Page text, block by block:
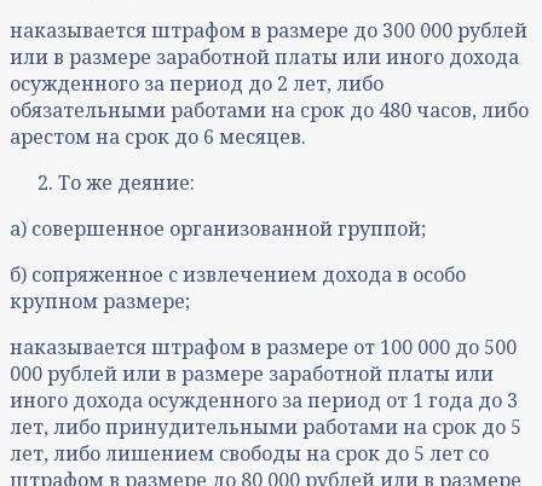
наказывается штрафом в размере до 300 000 рублей
или в размере заработной платы или иного дохода
осужденного за период до 2 лет, либо
обязательными работами на срок до 480 часов, либо
арестом на срок до 6 месяцев.
То же деяние:
а) совершенное организованной группой;
б) сопряженное с извлечением дохода в особо
крупном размере;
наказывается штрафом в размере от 100 000 до 500
000 рублей или в размере заработной платы или
иного дохода осужденного за период от 1 года до 3
лет, либо принудительными работами на срок до 5
лет, либо лишением свободы на срок до 5 лет со
штрафом в размере до 80 000 рублей или в размере